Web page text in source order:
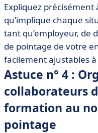
Expliquez
qu’implique chaque
tant qu’employeur, de
de pointage de votre
facilement ajustables
Astuce n° 4 :
collaborateurs
formation au
pointage